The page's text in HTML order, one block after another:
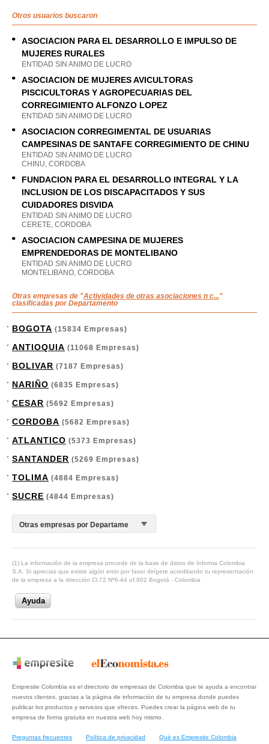
Otros usuarios buscaron
ASOCIACION PARA EL DESARROLLO E IMPULSO DE
MUJERES RURALES
ENTIDAD SIN ANIMO DE LUCRO
ASOCIACION DE MUJERES AVICULTORAS
PISCICULTORAS Y AGROPECUARIAS DEL
CORREGIMIENTO ALFONZO LOPEZ
ENTIDAD SIN ANIMO DE LUCRO
ASOCIACION CORREGIMENTAL DE USUARIAS
CAMPESINAS DE SANTAFE CORREGIMIENTO DE CHINU
ENTIDAD SIN ANIMO DE LUCRO
CHINU, CORDOBA
FUNDACION PARA EL DESARROLLO INTEGRAL Y LA
INCLUSION DE LOS DISCAPACITADOS Y SUS
CUIDADORES DISVIDA
ENTIDAD SIN ANIMO DE LUCRO
CERETE, CORDOBA
ASOCIACION CAMPESINA DE MUJERES
EMPRENDEDORAS DE MONTELIBANO
ENTIDAD SIN ANIMO DE LUCRO
MONTELIBANO, CORDOBA
Otras empresas de "Actividades de otras asociaciones n c..."
clasificadas por Departamento
BOGOTA (15834 Empresas)
ANTIOQUIA (11068 Empresas)
BOLIVAR (7187 Empresas)
NARIÑO (6835 Empresas)
CESAR (5692 Empresas)
CORDOBA (5682 Empresas)
ATLANTICO (5373 Empresas)
SANTANDER (5269 Empresas)
TOLIMA (4884 Empresas)
SUCRE (4844 Empresas)
(1) La información de la empresa procede de la base de datos de Informa Colombia
S.A. Si aprecias que existe algún error por favor dirígete acreditando tu representación
de la empresa a la dirección Cl.72 Nº6-44 of.902 Bogotá - Colombia
Ayuda
Empresite Colombia es el directorio de empresas de Colombia que te ayuda a encontrar
nuevos clientes, gracias a la página de información de tu empresa donde puedes
publicar los productos y servicios que ofreces. Puedes crear la página web de tu
empresa de forma gratuita en nuestra web hoy mismo.
Preguntas frecuentes Política de privacidad Qué es Empresite Colombia